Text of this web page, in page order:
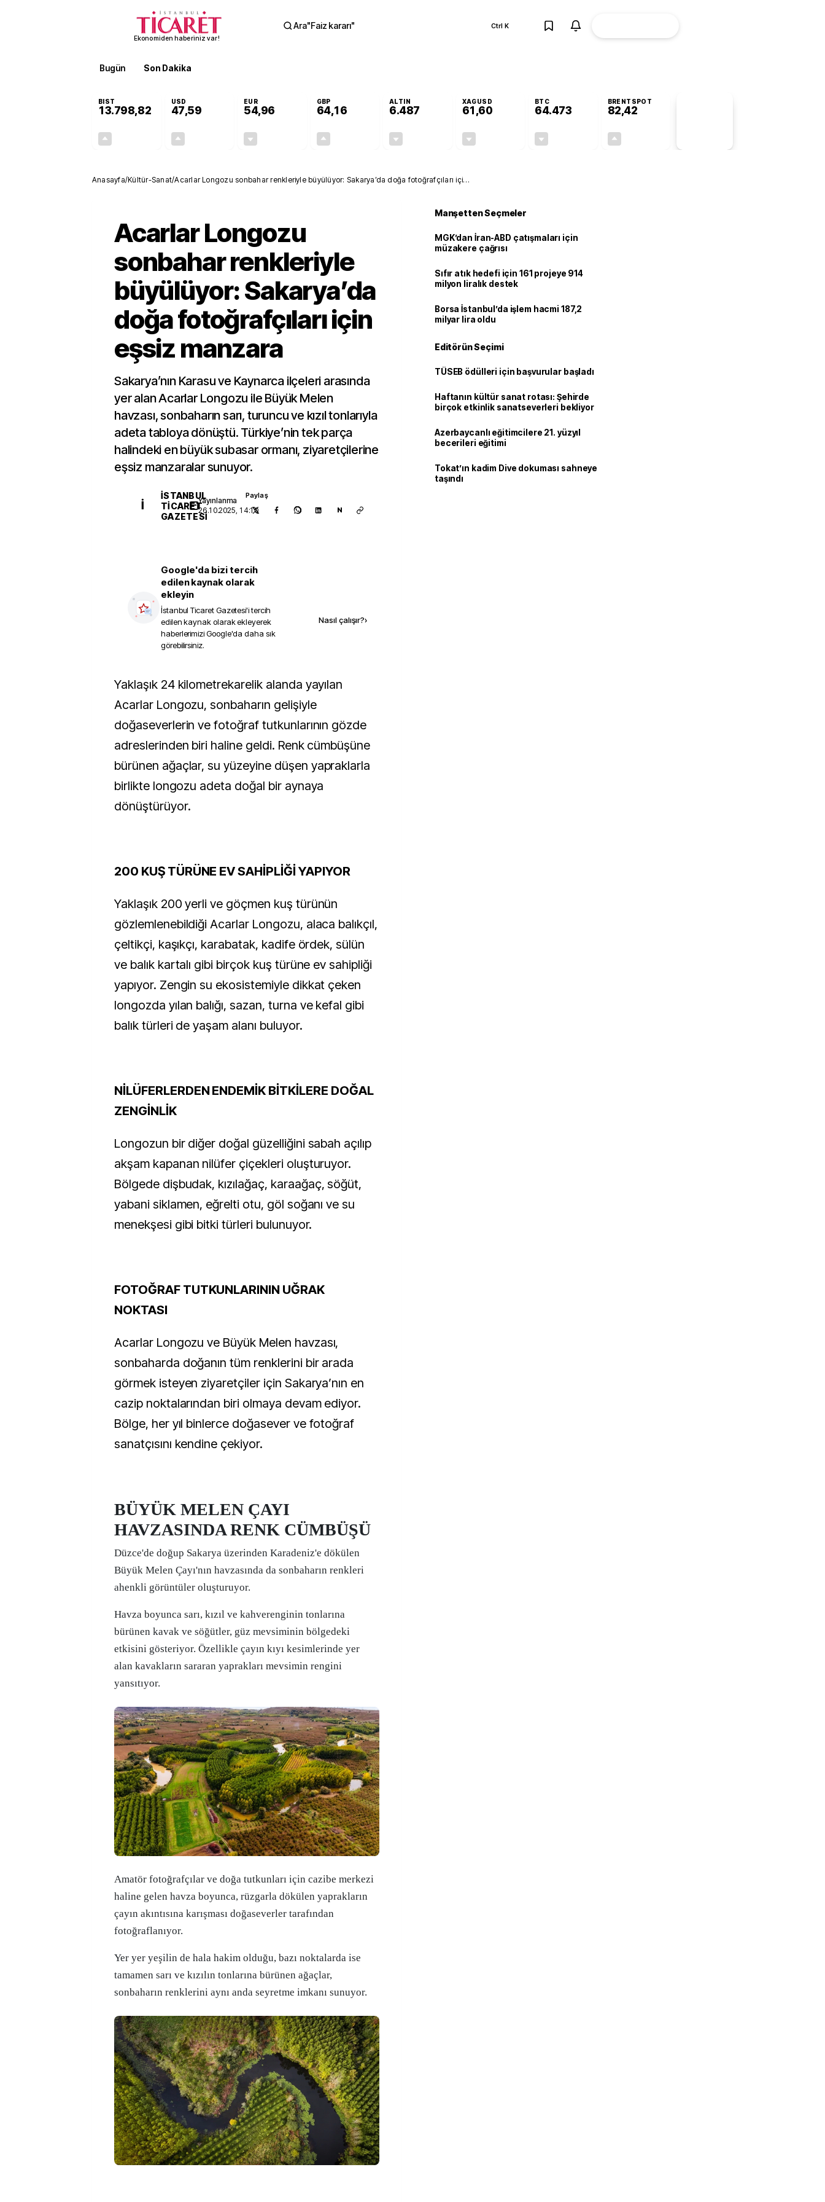
Ekonomiden haberiniz var!
Ara"Faiz kararı" Ctrl K
Bugün Son Dakika
BIST
13.798,82
USD
47,59
EUR
54,96
GBP
64,16
ALTIN
6.487
XAGUSD
61,60
BTC
64.473
BRENTSPOT
82,42
Anasayfa/Kültür-Sanat/Acarlar Longozu sonbahar renkleriyle büyülüyor: Sakarya’da doğa fotoğrafçıları için
Acarlar Longozu
sonbahar renkleriyle
büyülüyor: Sakarya’da
doğa fotoğrafçıları için
eşsiz manzara
Sakarya’nın Karasu ve Kaynarca ilçeleri arasında
yer alan Acarlar Longozu ile Büyük Melen
havzası, sonbaharın sarı, turuncu ve kızıl tonlarıyla
adeta tabloya dönüştü. Türkiye’nin tek parça
halindeki en büyük subasar ormanı, ziyaretçilerine
eşsiz manzaralar sunuyor.
İ
İSTANBUL
TICARET
GAZETESI
Yayınlanma
26.10.2025, 14:10
Paylaş
N
Google'da bizi tercih
edilen kaynak olarak
ekleyin
İstanbul Ticaret Gazetesi'i tercih
edilen kaynak olarak ekleyerek
haberlerimizi Google'da daha sık
görebilirsiniz.
Nasıl çalışır?›
Yaklaşık 24 kilometrekarelik alanda yayılan
Acarlar Longozu, sonbaharın gelişiyle
doğaseverlerin ve fotoğraf tutkunlarının gözde
adreslerinden biri haline geldi. Renk cümbüşüne
bürünen ağaçlar, su yüzeyine düşen yapraklarla
birlikte longozu adeta doğal bir aynaya
dönüştürüyor.
200 KUŞ TÜRÜNE EV SAHİPLİĞİ YAPIYOR
Yaklaşık 200 yerli ve göçmen kuş türünün
gözlemlenebildiği Acarlar Longozu, alaca balıkçıl,
çeltikçi, kaşıkçı, karabatak, kadife ördek, sülün
ve balık kartalı gibi birçok kuş türüne ev sahipliği
yapıyor. Zengin su ekosistemiyle dikkat çeken
longozda yılan balığı, sazan, turna ve kefal gibi
balık türleri de yaşam alanı buluyor.
NİLÜFERLERDEN ENDEMİK BİTKİLERE DOĞAL
ZENGİNLİK
Longozun bir diğer doğal güzelliğini sabah açılıp
akşam kapanan nilüfer çiçekleri oluşturuyor.
Bölgede dişbudak, kızılağaç, karaağaç, söğüt,
yabani siklamen, eğrelti otu, göl soğanı ve su
menekşesi gibi bitki türleri bulunuyor.
FOTOĞRAF TUTKUNLARININ UĞRAK
NOKTASI
Acarlar Longozu ve Büyük Melen havzası,
sonbaharda doğanın tüm renklerini bir arada
görmek isteyen ziyaretçiler için Sakarya’nın en
cazip noktalarından biri olmaya devam ediyor.
Bölge, her yıl binlerce doğasever ve fotoğraf
sanatçısını kendine çekiyor.
BÜYÜK MELEN ÇAYI
HAVZASINDA RENK CÜMBÜŞÜ
Düzce'de doğup Sakarya üzerinden Karadeniz'e dökülen
Büyük Melen Çayı'nın havzasında da sonbaharın renkleri
ahenkli görüntüler oluşturuyor.
Havza boyunca sarı, kızıl ve kahverenginin tonlarına
bürünen kavak ve söğütler, güz mevsiminin bölgedeki
etkisini gösteriyor. Özellikle çayın kıyı kesimlerinde yer
alan kavakların sararan yaprakları mevsimin rengini
yansıtıyor.
Amatör fotoğrafçılar ve doğa tutkunları için cazibe merkezi
haline gelen havza boyunca, rüzgarla dökülen yaprakların
çayın akıntısına karışması doğaseverler tarafından
fotoğraflanıyor.
Yer yer yeşilin de hala hakim olduğu, bazı noktalarda ise
tamamen sarı ve kızılın tonlarına bürünen ağaçlar,
sonbaharın renklerini aynı anda seyretme imkanı sunuyor.
Manşetten Seçmeler
MGK’dan İran-ABD çatışmaları için
müzakere çağrısı
Sıfır atık hedefi için 161 projeye 914
milyon liralık destek
Borsa İstanbul’da işlem hacmi 187,2
milyar lira oldu
Editörün Seçimi
TÜSEB ödülleri için başvurular başladı
Haftanın kültür sanat rotası: Şehirde
birçok etkinlik sanatseverleri bekliyor
Azerbaycanlı eğitimcilere 21. yüzyıl
becerileri eğitimi
Tokat’ın kadim Dive dokuması sahneye
taşındı